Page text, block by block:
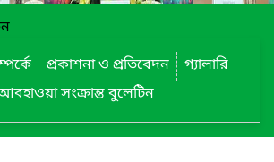
প্রকাশনা ও প্রতিবেদন
গ্যালারি
সংক্রান্ত বুলেটিন